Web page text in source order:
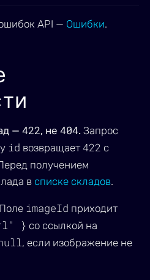
API — Ошибки.
— 422, не 404. Запрос
id возвращает422 с
получением
в списке складов.
Поле imageId приходит
} со ссылкой на
, если изображение не